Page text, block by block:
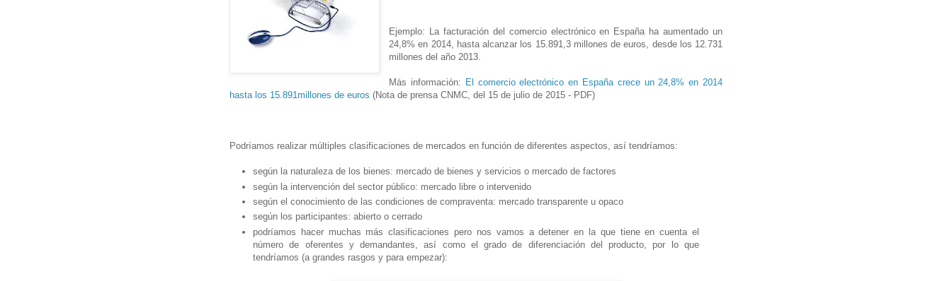
Ejemplo: La facturación del comercio electrónico en España ha aumentado un
24,8% en 2014, hasta alcanzar los 15.891,3 millones de euros, desde los 12.731
millones del año 2013.
Más información: El comercio electrónico en España crece un 24,8% en 2014
hasta los 15.891millones de euros (Nota de prensa CNMC, del 15 de julio de 2015 - PDF)
Podríamos realizar múltiples clasificaciones de mercados en función de diferentes aspectos, así tendríamos:
según la naturaleza de los bienes: mercado de bienes y servicios o mercado de factores
según la intervención del sector público: mercado libre o intervenido
según el conocimiento de las condiciones de compraventa: mercado transparente u opaco
según los participantes: abierto o cerrado
podríamos hacer muchas más clasificaciones pero nos vamos a detener en la que tiene en cuenta el
número de oferentes y demandantes, así como el grado de diferenciación del producto, por lo que
tendríamos (a grandes rasgos y para empezar):